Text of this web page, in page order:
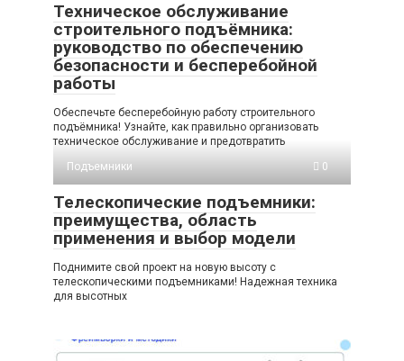
Техническое обслуживание
строительного подъёмника:
руководство по обеспечению
безопасности и бесперебойной
работы
Обеспечьте бесперебойную работу строительного
подъёмника! Узнайте, как правильно организовать
техническое обслуживание и предотвратить
Подъемники
0
Телескопические подъемники:
преимущества, область
применения и выбор модели
Поднимите свой проект на новую высоту с
телескопическими подъемниками! Надежная техника
для высотных